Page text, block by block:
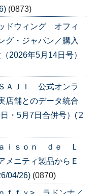
(0873)
ドウィング オフィ
・ジャパン／購入
2026年5月14日号）
ＡＪＩ 公式オンラ
店舗とのデータ統合
・5月7日合併号）('2
ｉｓｏｎ ｄｅ Ｌ
ニティ製品からＥ
04/26) (0870)